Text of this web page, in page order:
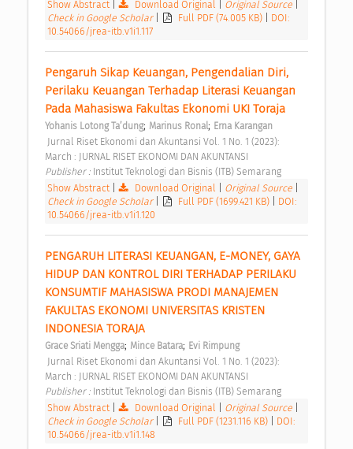
Show Abstract Download Original Original Source
Check in Google Scholar
Full PDF (74.005 KB)
DOI:
10.54066/jrea-itb.v1i1.117
Pengaruh Sikap Keuangan, Pengendalian Diri,
Perilaku Keuangan Terhadap Literasi Keuangan
Pada Mahasiswa Fakultas Ekonomi UKI Toraja
Yohanis Lotong Ta’dung; Marinus Ronal ; Erna Karangan
March : JURNAL RISET EKONOMI DAN AKUNTANSI
Publisher : Institut Teknologi dan Bisnis (ITB) Semarang
Show Abstract
Download Original Original Source
Check in Google Scholar
Full PDF (1699.421 KB)
DOI:
10.54066/jrea-itb.v1i1.120
PENGARUH LITERASI KEUANGAN, E-MONEY, GAYA
HIDUP DAN KONTROL DIRI TERHADAP PERILAKU
KONSUMTIF MAHASISWA PRODI MANAJEMEN
FAKULTAS EKONOMI UNIVERSITAS KRISTEN
INDONESIA TORAJA
Grace Sriati Mengga; Mince Batara; Evi Rimpung
March : JURNAL RISET EKONOMI DAN AKUNTANSI
Publisher : Institut Teknologi dan Bisnis (ITB) Semarang
Show Abstract
Download Original Original Source
Check in Google Scholar
Full PDF (1231.116 KB)
DOI:
10.54066/jrea-itb.v1i1.148